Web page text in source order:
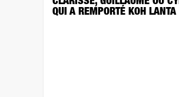
QUI A REMPORTÉ KOH LANTA